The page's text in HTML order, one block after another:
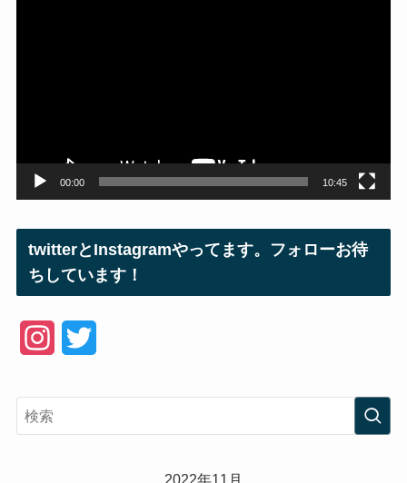
00:00 10:45
twitterとInstagramやってます。フォローお待
ちしています！
2022年11月